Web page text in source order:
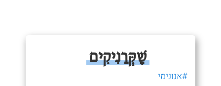
שָׁקְּרַנִיקִים
#אנונימי